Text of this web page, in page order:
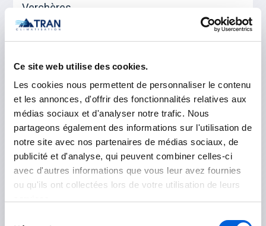
Ce site web utilise des cookies.
Les cookies nous permettent de personnaliser le contenu
et les annonces, d'offrir des fonctionnalités relatives aux
médias sociaux et d'analyser notre trafic. Nous
partageons également des informations sur l'utilisation de
notre site avec nos partenaires de médias sociaux, de
publicité et d'analyse, qui peuvent combiner celles-ci
avec d'autres informations que vous leur avez fournies
ou qu'ils ont collectées lors de votre utilisation de leurs
Verchères
Les Maskoutains
Saint-Hyacinthe
Saint-Pie
La Vallée-du-Richelieu
Beloeil
Carignan